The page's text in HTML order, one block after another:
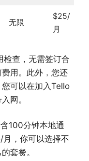
无限
$25/
月
检查，无需签订合
用。此外，您还
可以在加入Tello
网。
100分钟本地通
，你可以选择不
套餐。